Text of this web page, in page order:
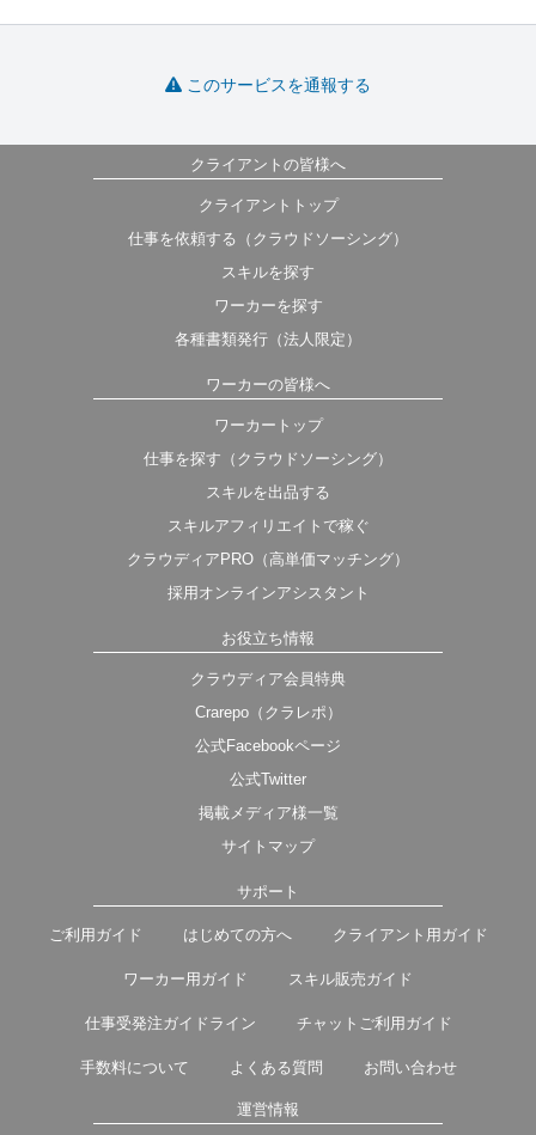
このサービスを通報する
クライアントの皆様へ
クライアントトップ
仕事を依頼する（クラウドソーシング）
スキルを探す
ワーカーを探す
各種書類発行（法人限定）
ワーカーの皆様へ
ワーカートップ
仕事を探す（クラウドソーシング）
スキルを出品する
スキルアフィリエイトで稼ぐ
クラウディアPRO（高単価マッチング）
採用オンラインアシスタント
お役立ち情報
クラウディア会員特典
Crarepo（クラレポ）
公式Facebookページ
公式Twitter
掲載メディア様一覧
サイトマップ
サポート
ご利用ガイド はじめての方へ クライアント用ガイド
ワーカー用ガイド スキル販売ガイド
仕事受発注ガイドライン チャットご利用ガイド
手数料について よくある質問 お問い合わせ
運営情報